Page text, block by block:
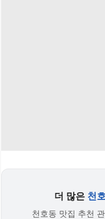
더 많은 천
천호동 맛집 추천